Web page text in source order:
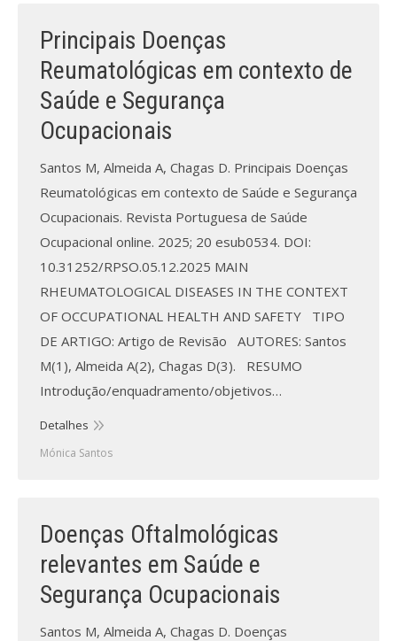
Principais Doenças
Reumatológicas em contexto de
Saúde e Segurança
Ocupacionais
Santos M, Almeida A, Chagas D. Principais Doenças
Reumatológicas em contexto de Saúde e Segurança
Ocupacionais. Revista Portuguesa de Saúde
Ocupacional online. 2025; 20 esub0534. DOI:
10.31252/RPSO.05.12.2025 MAIN
RHEUMATOLOGICAL DISEASES IN THE CONTEXT
OF OCCUPATIONAL HEALTH AND SAFETY TIPO
DE ARTIGO: Artigo de Revisão AUTORES: Santos
M(1), Almeida A(2), Chagas D(3). RESUMO
Introdução/enquadramento/objetivos…
Detalhes
Mónica Santos
Doenças Oftalmológicas
relevantes em Saúde e
Segurança Ocupacionais
Santos M, Almeida A, Chagas D. Doenças